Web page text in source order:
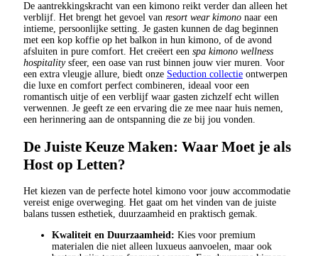
De aantrekkingskracht van een kimono reikt verder dan alleen het
verblijf. Het brengt het gevoel van resort wear kimono naar een
intieme, persoonlijke setting. Je gasten kunnen de dag beginnen
met een kop koffie op het balkon in hun kimono, of de avond
afsluiten in pure comfort. Het creëert een spa kimono wellness
hospitalitysfeer, een oase van rust binnen jouw vier muren. Voor
een extra vleugje allure, biedt onze Seduction collectie ontwerpen
die luxe en comfort perfect combineren, ideaal voor een
romantisch uitje of een verblijf waar gasten zichzelf echt willen
verwennen. Je geeft ze een ervaring die ze mee naar huis nemen,
een herinnering aan de ontspanning die ze bij jou vonden.
De Juiste Keuze Maken: Waar Moet je als
Host op Letten?
Het kiezen van de perfecte hotel kimono voor jouw accommodatie
vereist enige overweging. Het gaat om het vinden van de juiste
balans tussen esthetiek, duurzaamheid en praktisch gemak.
Kwaliteit en Duurzaamheid: Kies voor premium
materialen die niet alleen luxueus aanvoelen, maar ook